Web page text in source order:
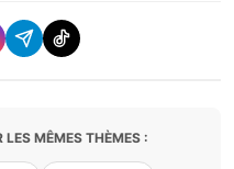
LES MÊMES THÈMES :